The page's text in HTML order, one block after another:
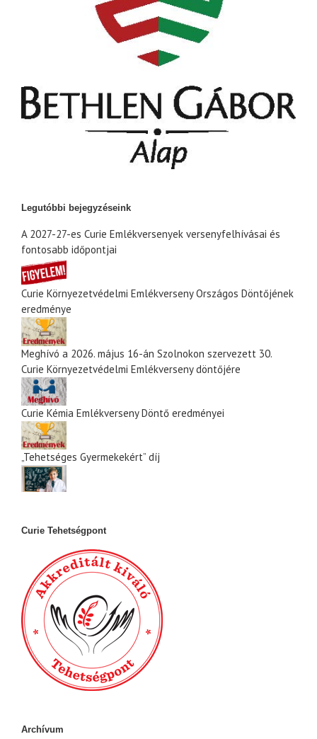
Legutóbbi bejegyzéseink
A 2027-27-es Curie Emlékversenyek versenyfelhívásai és
fontosabb időpontjai
Curie Környezetvédelmi Emlékverseny Országos Döntőjének
eredménye
Meghívó a 2026. május 16-án Szolnokon szervezett 30.
Curie Környezetvédelmi Emlékverseny döntőjére
Curie Kémia Emlékverseny Döntő eredményei
„Tehetséges Gyermekekért” díj
Curie Tehetségpont
Archívum